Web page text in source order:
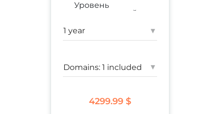
Уровень
высокий
Гарантия: $ 1,500,000
▾
▾
4299.99 $